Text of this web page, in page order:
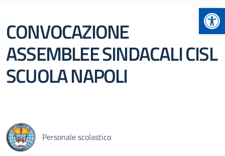
CONVOCAZIONE
ASSEMBLEE SINDACALI CISL
SCUOLA NAPOLI
Personale scolastico